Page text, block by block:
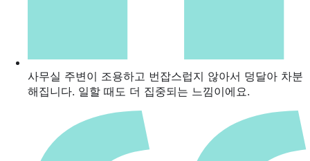
사무실 주변이 조용하고 번잡스럽지 않아서 덩달아 차분
해집니다. 일할 때도 더 집중되는 느낌이에요.